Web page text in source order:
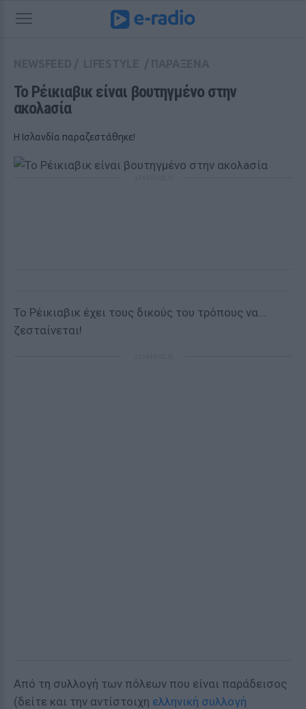
Το Ρέικιαβικ είναι βουτηγμένο στην
ακολaσία
Η Ισλανδία παραζεστάθηκε!
Το Ρέικιαβικ έχει τους δικούς του τρόπους να...
ζεσταίνεται!
Από τη συλλογή των πόλεων που είναι παράδεισος
(δείτε και την αντίστοιχη ελληνική συλλογή